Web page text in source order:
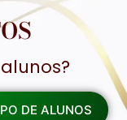
DE ALUNOS